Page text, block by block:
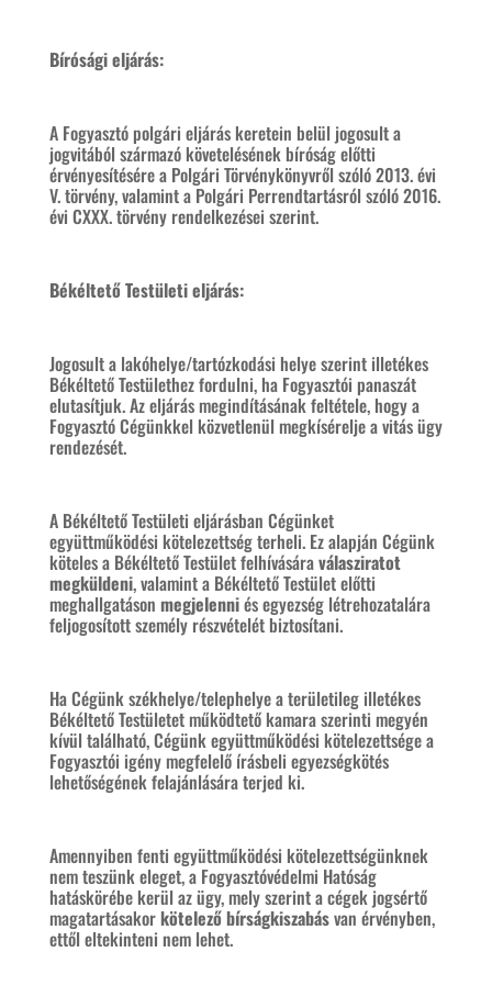
Bírósági eljárás:
A Fogyasztó polgári eljárás keretein belül jogosult a
jogvitából származó követelésének bíróság előtti
érvényesítésére a Polgári Törvénykönyvről szóló 2013. évi
V. törvény, valamint a Polgári Perrendtartásról szóló 2016.
évi CXXX. törvény rendelkezései szerint.
Békéltető Testületi eljárás:
Jogosult a lakóhelye/tartózkodási helye szerint illetékes
Békéltető Testülethez fordulni, ha Fogyasztói panaszát
elutasítjuk. Az eljárás megindításának feltétele, hogy a
Fogyasztó Cégünkkel közvetlenül megkísérelje a vitás ügy
rendezését.
A Békéltető Testületi eljárásban Cégünket
együttműködési kötelezettség terheli. Ez alapján Cégünk
köteles a Békéltető Testület felhívásáraválasziratot
megküldeni, valamint a Békéltető Testület előtti
meghallgatáson megjelenniésegyezség létrehozatalára
feljogosított személy részvételét biztosítani.
Ha Cégünk székhelye/telephelye a területileg illetékes
Békéltető Testületet működtető kamara szerinti megyén
kívül található, Cégünk együttműködési kötelezettsége a
Fogyasztói igény megfelelő írásbeli egyezségkötés
lehetőségének felajánlására terjed ki.
Amennyiben fenti együttműködési kötelezettségünknek
nem teszünk eleget, a Fogyasztóvédelmi Hatóság
hatáskörébe kerül az ügy, mely szerint a cégek jogsértő
magatartásakorkötelező bírságkiszabásvan érvényben,
ettől eltekinteni nem lehet.